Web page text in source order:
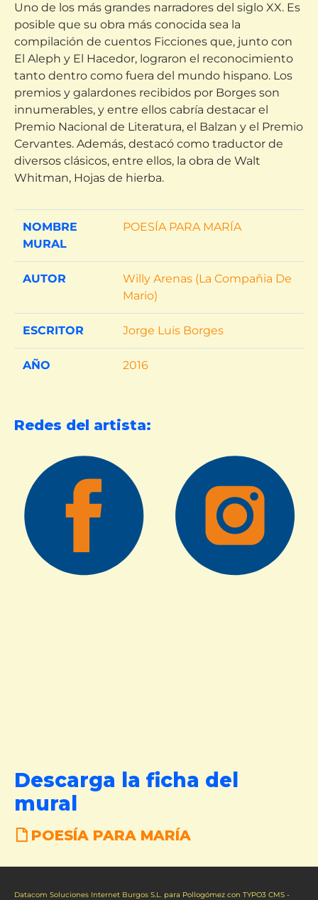
Uno de los más grandes narradores del siglo XX. Es
posible que su obra más conocida sea la
compilación de cuentos Ficciones que, junto con
El Aleph y El Hacedor, lograron el reconocimiento
tanto dentro como fuera del mundo hispano. Los
premios y galardones recibidos por Borges son
innumerables, y entre ellos cabría destacar el
Premio Nacional de Literatura, el Balzan y el Premio
Cervantes. Además, destacó como traductor de
diversos clásicos, entre ellos, la obra de Walt
Whitman, Hojas de hierba.
NOMBRE
MURAL
POESÍA PARA MARÍA
AUTOR
Willy Arenas (La Compañia De
Mario)
ESCRITOR Jorge Luis Borges
AÑO 2016
Redes del artista:
Descarga la ficha del
mural
POESÍA PARA MARÍA
Datacom Soluciones Internet Burgos S.L. para Pollogómez con TYPO3 CMS -